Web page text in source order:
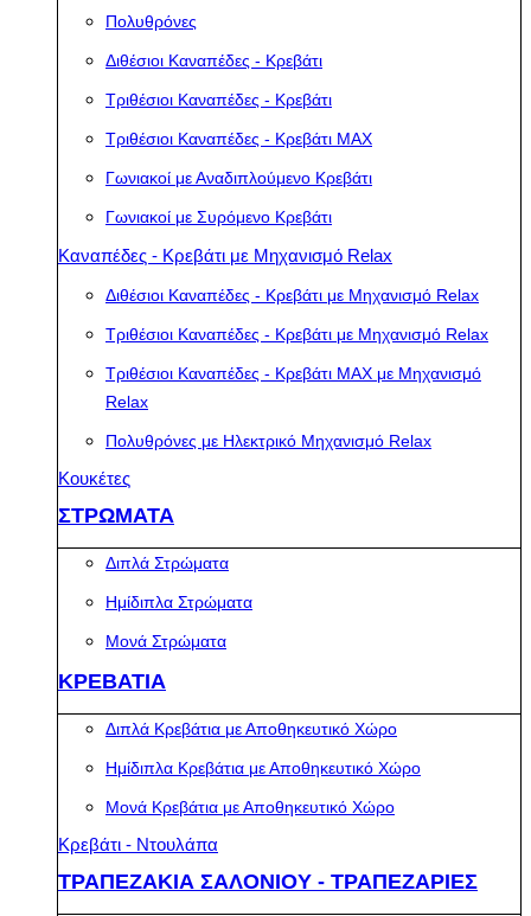
Πολυθρόνες
Διθέσιοι Καναπέδες - Κρεβάτι
Τριθέσιοι Καναπέδες - Κρεβάτι
Τριθέσιοι Καναπέδες - Κρεβάτι MAX
Γωνιακοί με Αναδιπλούμενο Κρεβάτι
Γωνιακοί με Συρόμενο Κρεβάτι
Καναπέδες - Κρεβάτι με Μηχανισμό Relax
Διθέσιοι Καναπέδες - Κρεβάτι με Μηχανισμό Relax
Τριθέσιοι Καναπέδες - Κρεβάτι με Μηχανισμό Relax
Τριθέσιοι Καναπέδες - Κρεβάτι MAX με Μηχανισμό
Relax
Πολυθρόνες με Ηλεκτρικό Μηχανισμό Relax
Κουκέτες
ΣΤΡΩΜΑΤΑ
Διπλά Στρώματα
Ημίδιπλα Στρώματα
Μονά Στρώματα
ΚΡΕΒΑΤΙΑ
Διπλά Κρεβάτια με Αποθηκευτικό Χώρο
Ημίδιπλα Κρεβάτια με Αποθηκευτικό Χώρο
Μονά Κρεβάτια με Αποθηκευτικό Χώρο
Κρεβάτι - Ντουλάπα
ΤΡΑΠΕΖΑΚΙΑ ΣΑΛΟΝΙΟΥ - ΤΡΑΠΕΖΑΡΙΕΣ